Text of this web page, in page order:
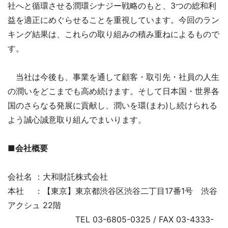
社へと循環させる潤環シナジー戦略のもと、3つの総和利
益を適正にめぐらせることを重視しています。今回のラン
キング結果は、これらの取り組みの積み重ねによるもので
す。
当社は今後も、事業を通して顧客・取引先・社員の人生
の潤いをどこまでも高め続けます。そして日本国・世界各
国のさらなる発展に貢献し、潤いを環(まわ)し続けられる
よう誠心誠意取り組んでまいります。
■会社概要
会社名 ：大和財託株式会社
本社 ：【東京】東京都渋谷区渋谷二丁目17番1号 渋谷
アクシュ 22階
TEL 03-6805-0325 / FAX 03-4333-